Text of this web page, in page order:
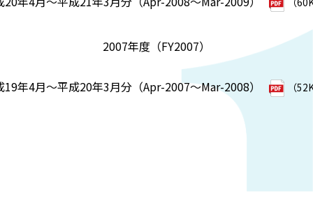
2007年度（FY2007）
19年4月～平成20年3月分（Apr-2007～Mar-2008） （